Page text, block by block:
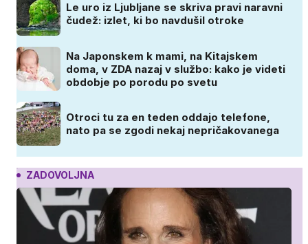
Le uro iz Ljubljane se skriva pravi naravni
čudež: izlet, ki bo navdušil otroke
Na Japonskem k mami, na Kitajskem
doma, v ZDA nazaj v službo: kako je videti
obdobje po porodu po svetu
Otroci tu za en teden oddajo telefone,
nato pa se zgodi nekaj nepričakovanega
ZADOVOLJNA